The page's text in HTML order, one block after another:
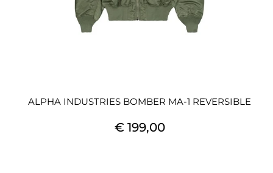
ALPHA INDUSTRIES BOMBER MA-1 REVERSIBLE
€ 199,00